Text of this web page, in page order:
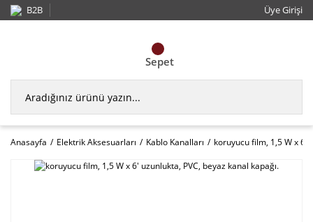
B2B Üye Girişi
Sepet
Anasayfa Elektrik Aksesuarları Kablo Kanalları koruyucu film, 1,5 W x 6'